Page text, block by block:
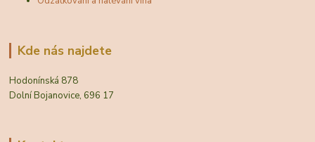
Kde nás najdete
Hodonínská 878
Dolní Bojanovice, 696 17